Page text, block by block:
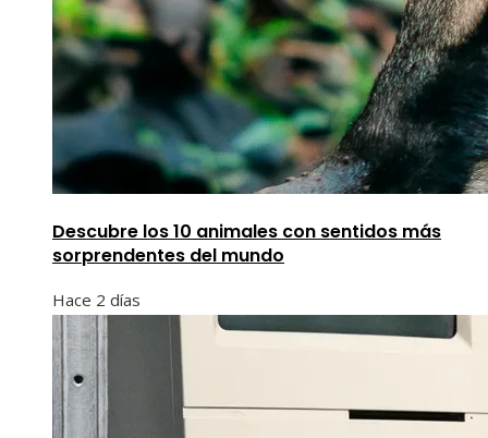
Descubre los 10 animales con sentidos más
sorprendentes del mundo
Hace 2 días